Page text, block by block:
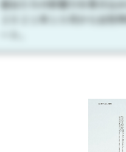
彼女たちの影響力を巻き込
２０２１年１０月から女